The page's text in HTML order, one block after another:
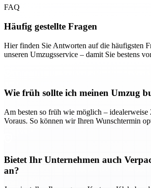
FAQ
Häufig gestellte Fragen
Hier finden Sie Antworten auf die häufigsten
unseren Umzugsservice – damit Sie bestens
Wie früh sollte ich meinen Umzug
Am besten so früh wie möglich – idealerweise
Voraus. So können wir Ihren Wunschtermin
Bietet Ihr Unternehmen auch
an?